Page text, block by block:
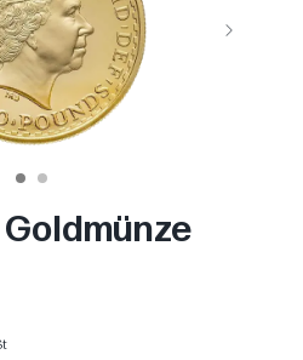
Weiter